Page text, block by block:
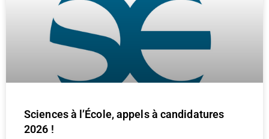
Sciences à l’École, appels à candidatures
2026 !